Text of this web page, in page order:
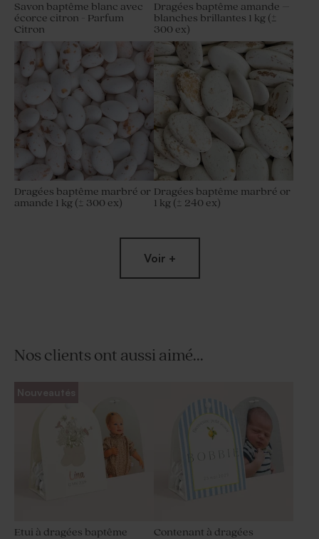
Savon baptême blanc avec
écorce citron - Parfum
Citron
Dragées baptême amande –
blanches brillantes 1 kg (±
300 ex)
Dragées baptême marbré or
amande 1 kg (± 300 ex)
Dragées baptême marbré or
1 kg (± 240 ex)
Dragées baptême lentilles
XS or goût chocolat 195 gr (±
Voir +
Nos clients ont aussi aimé...
Nouveautés
Etui à dragées baptême
Contenant à dragées